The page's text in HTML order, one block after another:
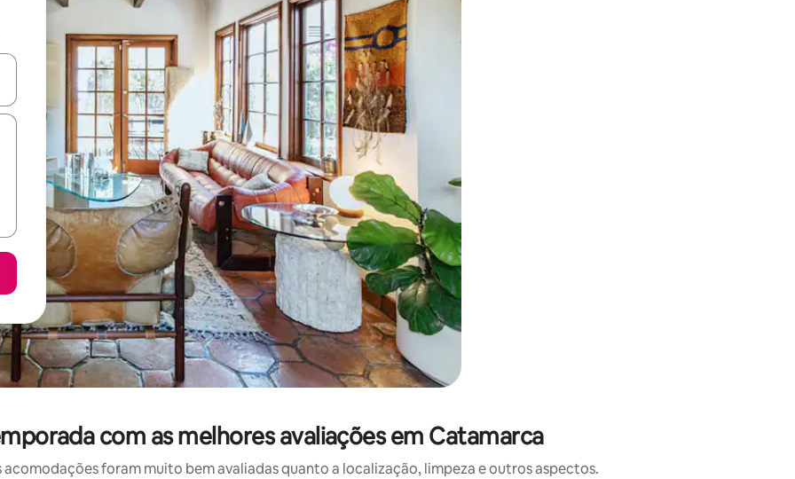
os usando as seta para cima e para baixo do teclado ou tocando e deslizando o dedo na tela.
com as melhores avaliações em Catamarca
acomodações foram muito bem avaliadas quanto a localização, limpeza e outros aspectos.